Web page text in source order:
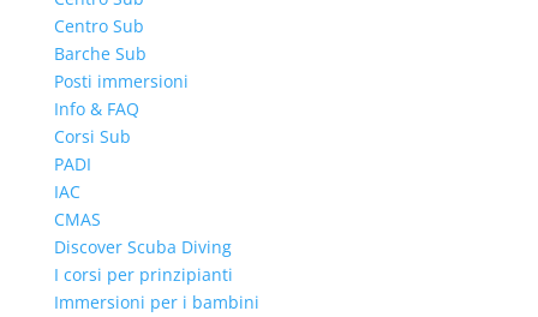
Centro Sub
Barche Sub
Posti immersioni
Info & FAQ
Corsi Sub
PADI
IAC
CMAS
Discover Scuba Diving
I corsi per prinzipianti
Immersioni per i bambini